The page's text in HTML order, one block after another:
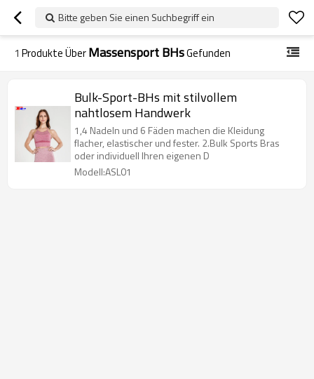
Bitte geben Sie einen Suchbegriff ein
1 Produkte ÜberMassensport BHsGefunden
Bulk-Sport-BHs mit stilvollem
nahtlosem Handwerk
1,4 Nadeln und 6 Fäden machen die Kleidung
flacher, elastischer und fester. 2.Bulk Sports Bras
oder individuell Ihren eigenen D
Modell:ASL01